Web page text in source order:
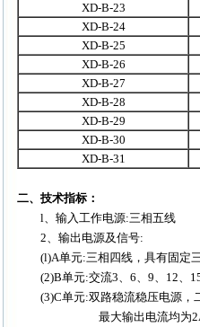
XD-B-23
XD-B-24
XD-B-25
XD-B-26
XD-B-27
XD-B-28
XD-B-29
XD-B-30
XD-B-31
二、技术指标：
l、输入工作电源:三相五线
2、输出电源及信号:
(l)A单元:三相四线，具有固定三
(2)B单元:交流3、6、9、12、
(3)C单元:双路稳流稳压电源，二
最大输出电流均为2A 电